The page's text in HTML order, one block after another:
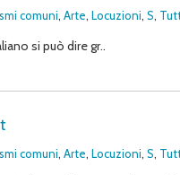
comuni, Arte, Locuzioni, S,
si può dire gr..
comuni, Arte, Locuzioni, S,